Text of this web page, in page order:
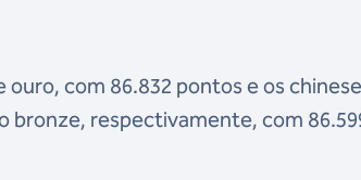
com 86.832 pontos e os
bronze, respectivamente, com